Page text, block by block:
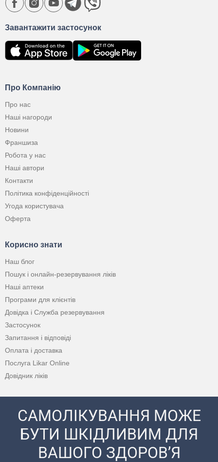
Про Компанію
Про нас
Наші нагороди
Новини
Франшиза
Робота у нас
Наші автори
Контакти
Політика конфіденційності
Угода користувача
Оферта
Корисно знати
Наш блог
Пошук і онлайн-резервування ліків
Наші аптеки
Програми для клієнтів
Довідка і Служба резервування
Застосунок
Запитання і відповіді
Оплата і доставка
Послуга Likar Online
Довідник ліків
Завантажити застосунок
САМОЛІКУВАННЯ МОЖЕ
БУТИ ШКІДЛИВИМ ДЛЯ
ВАШОГО ЗДОРОВ’Я